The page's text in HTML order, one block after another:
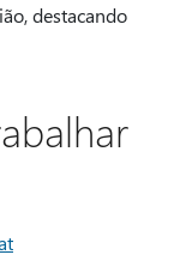
destacando